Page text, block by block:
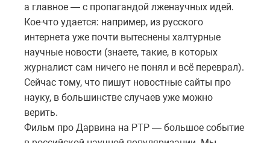
а главное — с пропагандой лженаучных идей.
Кое-что удается: например, из русского
интернета уже почти вытеснены халтурные
научные новости (знаете, такие, в которых
журналист сам ничего не понял и всё переврал).
Сейчас тому, что пишут новостные сайты про
науку, в большинстве случаев уже можно
верить.
Фильм про Дарвина на РТР — большое событие